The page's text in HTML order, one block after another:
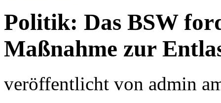
Politik: Das BSW
Maßnahme zur
veröffentlicht von admin